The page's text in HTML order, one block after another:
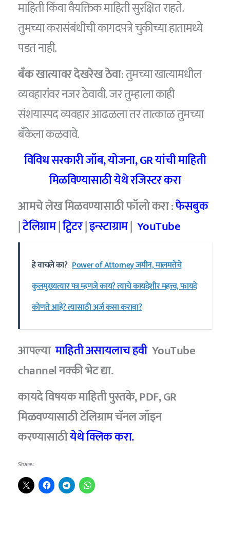
माहिती किंवा वैयक्तिक माहिती सुरक्षित राहते.
तुमच्या करासंबंधीची कागदपत्रे चुकीच्या हातामध्ये
पडत नाही.
बँक खात्यावर देखरेख ठेवा: तुमच्या खात्यामधील
व्यवहारांवर नजर ठेवावी. जर तुम्हाला काही
संशयास्पद व्यवहार आढळला तर तात्काळ तुमच्या
बँकेला कळवावे.
विविध सरकारी जॉब, योजना, GR यांची माहिती
मिळविण्यासाठी येथे रजिस्टर करा
आमचे लेख मिळवण्यासाठी फॉलो करा :फेसबुक
|टेलिग्राम|ट्विटर|इन्स्टाग्राम| YouTube
हे वाचले का? Power of Attorney जमीन, मालमत्तेचे
कुलमुख्यत्यार पत्र म्हणजे काय? त्याचे कायदेशीर महत्त्व, फायदे
कोणते आहे? त्यासाठी अर्ज कसा करावा?
आपल्यामाहिती असायलाच हवी YouTube
channel नक्की भेट द्या.
कायदे विषयक माहिती पुस्तके, PDF, GR
मिळवण्यासाठी टेलिग्राम चॅनल जॉइन
करण्यासाठीयेथे क्लिक करा.
Share: